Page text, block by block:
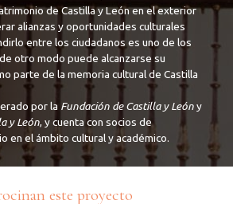
de Castilla y León en el exterior
alianzas y oportunidades culturales
entre los ciudadanos es uno de los
otro modo puede alcanzarse su
parte de la memoria cultural de Castilla
por la Fundación de Castilla y Leóny
y León, y cuenta con socios de
en el ámbito cultural y académico.
este proyecto